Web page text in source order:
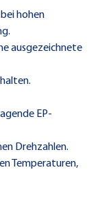
hohen
ausgezeichnete
EP-
Drehzahlen.
Temperaturen,